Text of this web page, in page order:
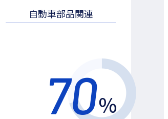
自動車部品関連
70％